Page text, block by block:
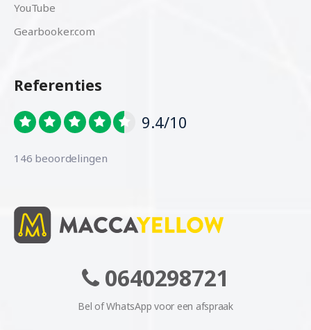
YouTube
Gearbooker.com
Referenties
9.4/10
146 beoordelingen
0640298721
Bel of WhatsApp voor een afspraak